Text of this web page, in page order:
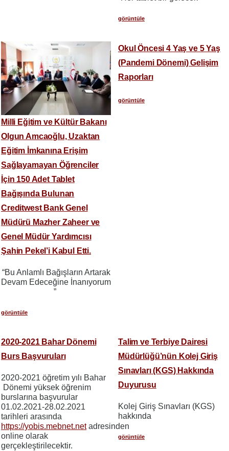
görüntüle
Milli Eğitim ve Kültür Bakanı
Olgun Amcaoğlu, Uzaktan
Eğitim İmkanına Erişim
Sağlayamayan Öğrenciler
İçin 150 Adet Tablet
Bağışında Bulunan
Creditwest Bank Genel
Müdürü Mazher Zaheer ve
Genel Müdür Yardımcısı
Şahin Pekel’i Kabul Etti.
“Bu Anlamlı Bağışların Artarak
Devam Edeceğine İnanıyorum
”
görüntüle
Okul Öncesi 4 Yaş ve 5 Yaş
(Pandemi Dönemi) Gelişim
Raporları
görüntüle
2020-2021 Bahar Dönemi
Burs Başvuruları
2020-2021 öğretim yılı Bahar
Dönemi yüksek öğrenim
burslarına başvurular
01.02.2021-28.02.2021
tarihleri arasında
https://yobis.mebnet.netadresinden
online olarak
gerçekleştirilecektir.
Talim ve Terbiye Dairesi
Müdürlüğü’nün Kolej Giriş
Sınavları (KGS) Hakkında
Duyurusu
Kolej Giriş Sınavları (KGS)
hakkında
görüntüle